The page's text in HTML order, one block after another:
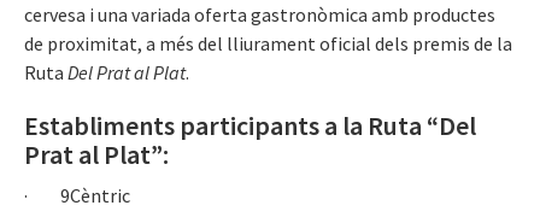
cervesa i una variada oferta gastronòmica amb productes
de proximitat, a més del lliurament oficial dels premis de la
Ruta Del Prat al Plat.
Establiments participants a la Ruta “Del
Prat al Plat”:
· 9Cèntric